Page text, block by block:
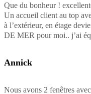
Que du bonheur !
Un accueil client au top
à l’extérieur, en étage
DE MER pour moi.. j’ai
Annick
Nous avons 2 fenêtres